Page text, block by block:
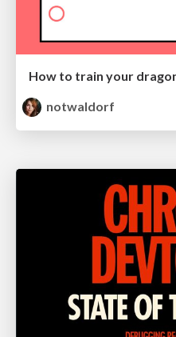
How to train your
notwaldorf